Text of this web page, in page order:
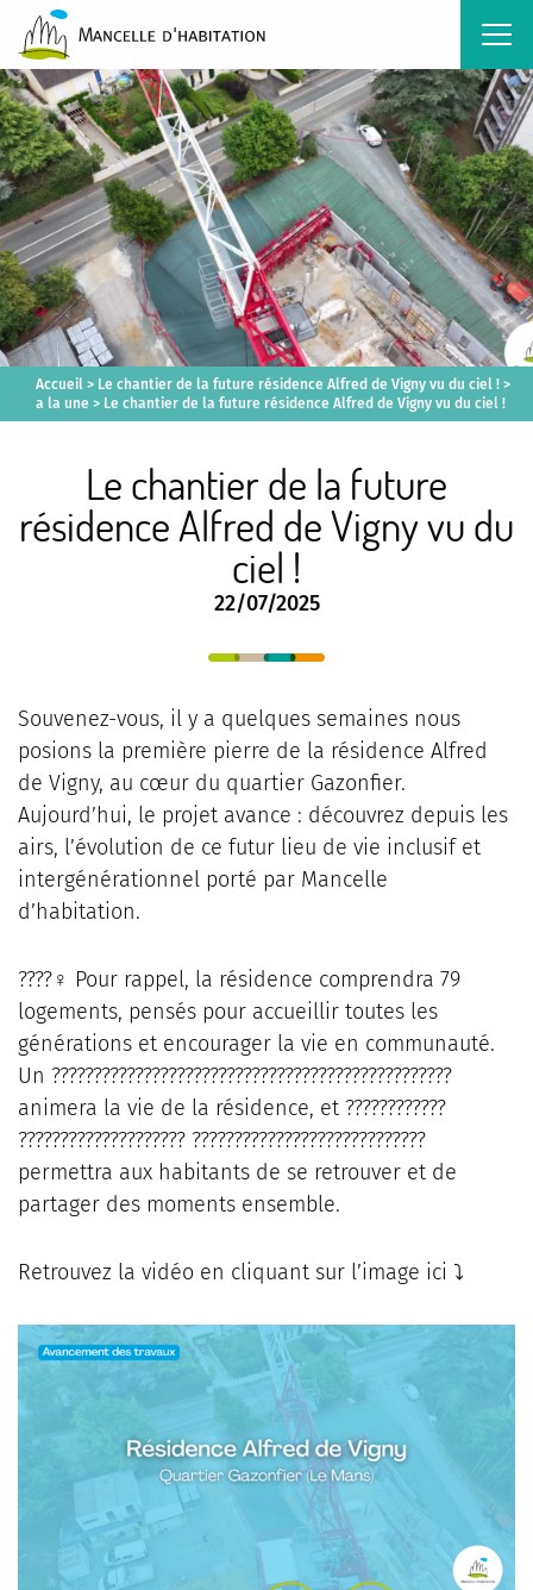
Accueil > Le chantier de la future résidence Alfred de Vigny vu du ciel ! >
a la une > Le chantier de la future résidence Alfred de Vigny vu du ciel !
Le chantier de la future
résidence Alfred de Vigny vu du
ciel !
22/07/2025
Souvenez-vous, il y a quelques semaines nous
posions la première pierre de la résidence Alfred
de Vigny, au cœur du quartier Gazonfier.
Aujourd’hui, le projet avance : découvrez depuis les
airs, l’évolution de ce futur lieu de vie inclusif et
intergénérationnel porté par Mancelle
d’habitation.
????‍♀️ Pour rappel, la résidence comprendra 79
logements, pensés pour accueillir toutes les
générations et encourager la vie en communauté.
Un ????????????????????????????????????????????????
animera la vie de la résidence, et ????????????
???????????????????? ????????????????????????????
permettra aux habitants de se retrouver et de
partager des moments ensemble.
Retrouvez la vidéo en cliquant sur l’image ici ⤵️